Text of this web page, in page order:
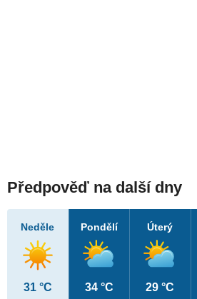
Předpověď na další dny
Neděle
31 °C
Pondělí
34 °C
Úterý
29 °C